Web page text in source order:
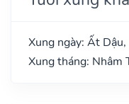
Xung ngày: Ất
Xung tháng: Nhâm